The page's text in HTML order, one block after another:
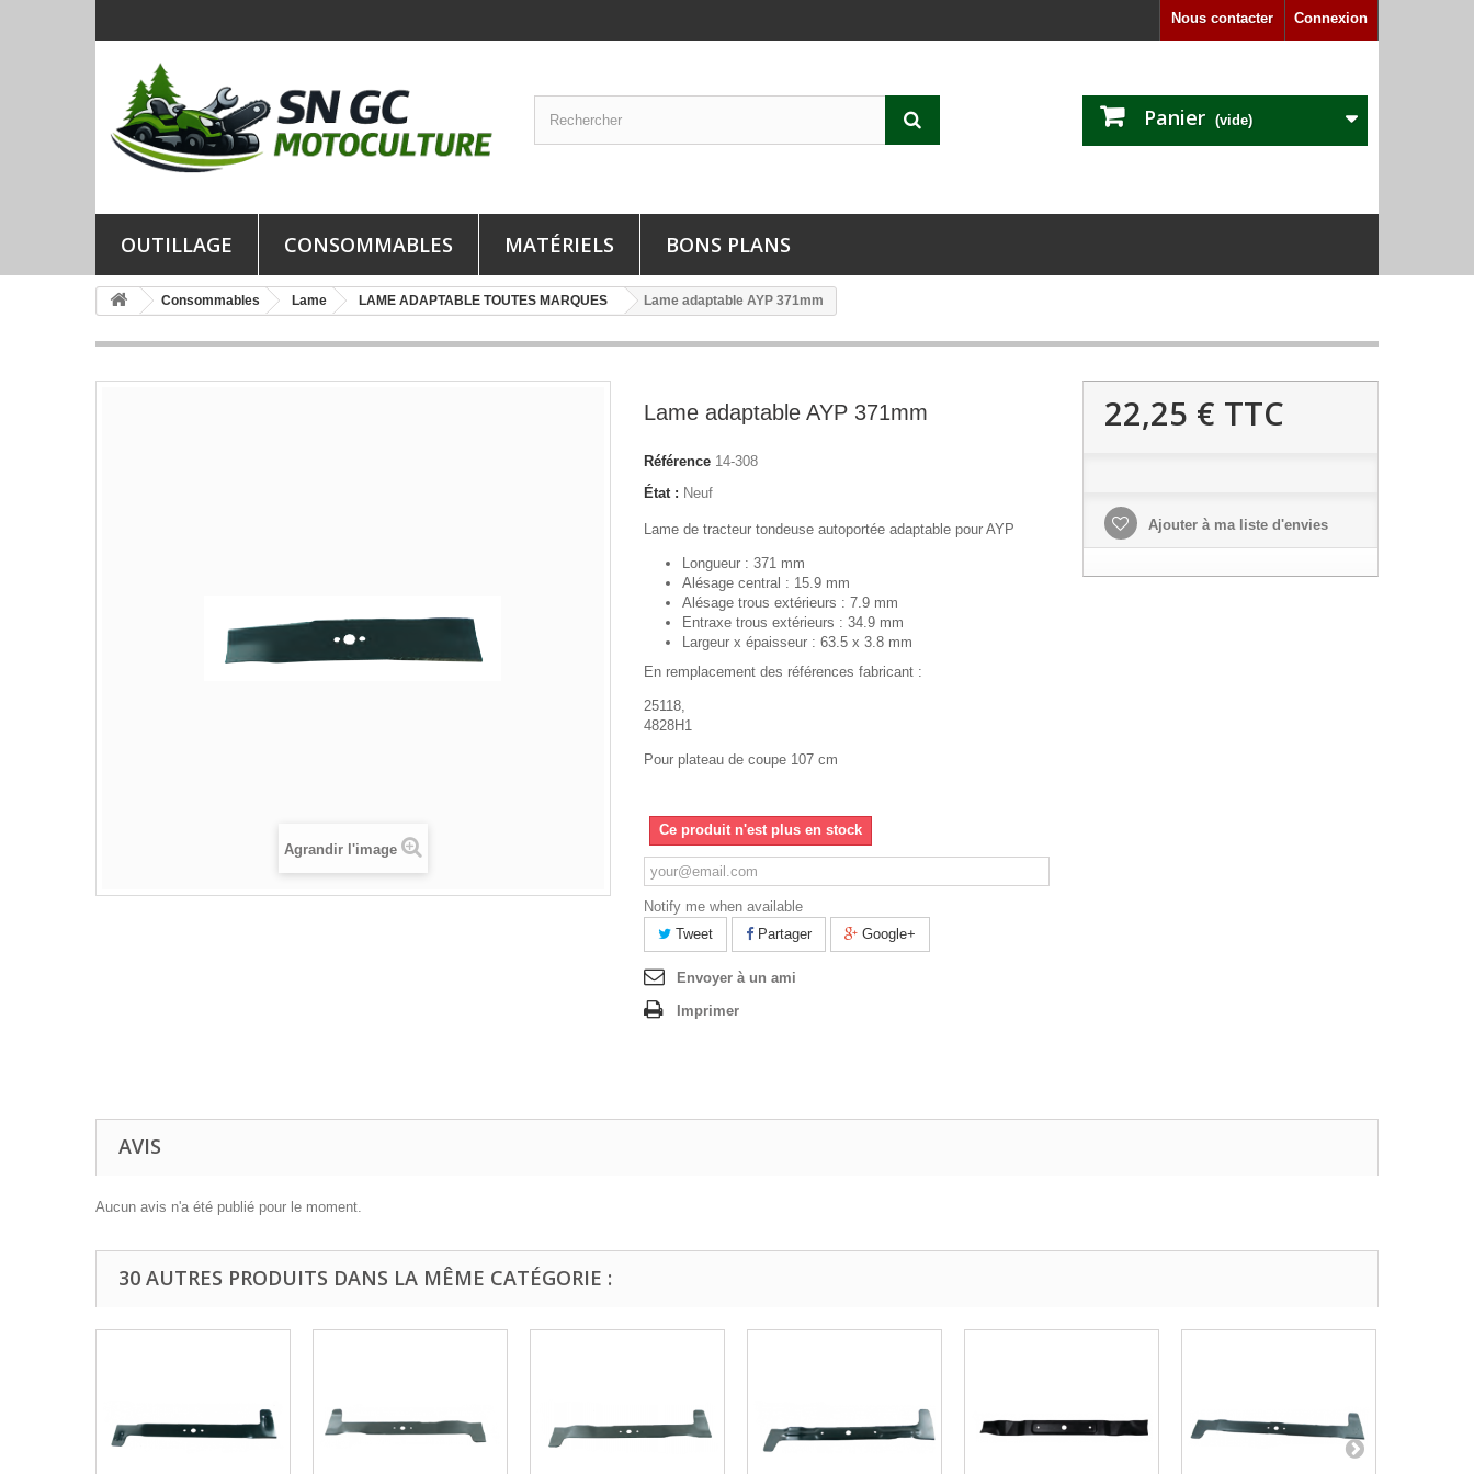
Connexion
Nous contacter
Panier (vide)
OUTILLAGE CONSOMMABLES MATÉRIELS BONS PLANS
Consommables Lame LAME ADAPTABLE TOUTES MARQUES Lame adaptable AYP 371mm
Agrandir l'image
Lame adaptable AYP 371mm
Référence 14-308
État : Neuf
Lame de tracteur tondeuse autoportée adaptable pour AYP
Longueur : 371 mm
Alésage central : 15.9 mm
Alésage trous extérieurs : 7.9 mm
Entraxe trous extérieurs : 34.9 mm
Largeur x épaisseur : 63.5 x 3.8 mm
En remplacement des références fabricant :
25118,
4828H1
Pour plateau de coupe 107 cm
Ce produit n'est plus en stock
Notify me when available
Tweet
Partager Google+
Envoyer à un ami
Imprimer
22,25 € TTC
Ajouter à ma liste d'envies
AVIS
Aucun avis n'a été publié pour le moment.
30 AUTRES PRODUITS DANS LA MÊME CATÉGORIE :